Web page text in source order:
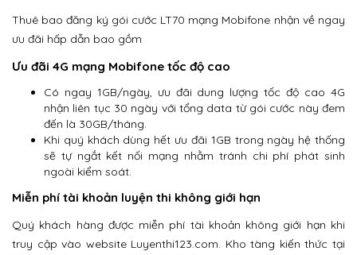
Thuê bao đăng ký gói cước LT70 mạng Mobifone nhận về ngay
ưu đãi hấp dẫn bao gồm
Ưu đãi 4G mạng Mobifone tốc độ cao
Có ngay 1GB/ngày, ưu đãi dung lượng tốc độ cao 4G
nhận liên tục 30 ngày với tổng data từ gói cước này đem
đến là 30GB/tháng.
Khi quý khách dùng hết ưu đãi 1GB trong ngày hệ thống
sẽ tự ngắt kết nối mạng nhằm tránh chi phí phát sinh
ngoài kiểm soát.
Miễn phí tài khoản luyện thi không giới hạn
Quý khách hàng được miễn phí tài khoản không giới hạn khi
truy cập vào website Luyenthi123.com. Kho tàng kiến thức tại